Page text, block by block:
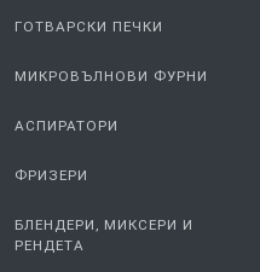
ГОТВАРСКИ ПЕЧКИ
МИКРОВЪЛНОВИ ФУРНИ
АСПИРАТОРИ
ФРИЗЕРИ
БЛЕНДЕРИ, МИКСЕРИ И
РЕНДЕТА